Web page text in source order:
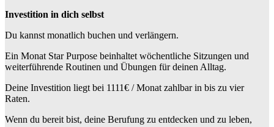
Investition in dich selbst
Du kannst monatlich buchen und verlängern.
Ein Monat Star Purpose beinhaltet wöchentliche Sitzungen und
weiterführende Routinen und Übungen für deinen Alltag.
Deine Investition liegt bei 1111€ / Monat zahlbar in bis zu vier
Raten.
Wenn du bereit bist, deine Berufung zu entdecken und zu leben,